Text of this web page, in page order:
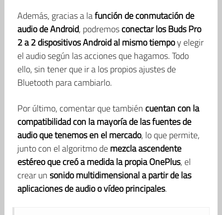
Además, gracias a lafunción de conmutación de
audio de Android, podremosconectar los Buds Pro
2 a 2 dispositivos Android al mismo tiempoy elegir
el audio según las acciones que hagamos. Todo
ello, sin tener que ir a los propios ajustes de
Bluetooth para cambiarlo.
Por último, comentar que también cuentan con la
compatibilidad con la mayoría de las fuentes de
audio que tenemos en el mercado, lo que permite,
junto con el algoritmo demezcla ascendente
estéreo que creó a medida la propia OnePlus, el
crear unsonido multidimensional a partir de las
aplicaciones de audio o vídeo principales.